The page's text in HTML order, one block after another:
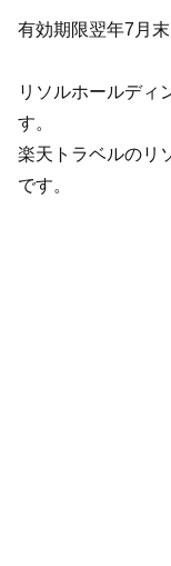
有効期限翌年7月末
リソルホールディ
す。
楽天トラベルのリ
です。